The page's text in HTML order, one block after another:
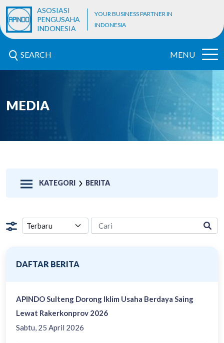
ASOSIASI
PENGUSAHA
INDONESIA
YOUR BUSINESS PARTNER IN
INDONESIA
SEARCH MENU
MEDIA
KATEGORI BERITA
DAFTAR BERITA
Sabtu, 25 April 2026
APINDO Sulteng Dorong Iklim Usaha Berdaya Saing
Lewat Rakerkonprov 2026